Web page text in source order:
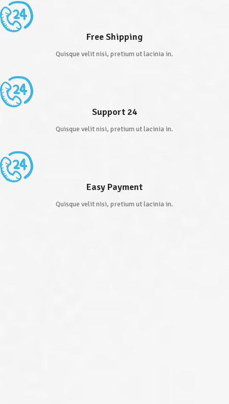
Free Shipping
Quisque velit nisi, pretium ut lacinia in.
Support 24
Quisque velit nisi, pretium ut lacinia in.
Easy Payment
Quisque velit nisi, pretium ut lacinia in.